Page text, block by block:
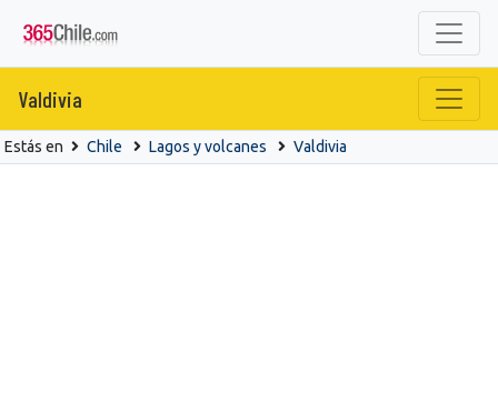
Valdivia
Estás en Chile Lagos y volcanes Valdivia